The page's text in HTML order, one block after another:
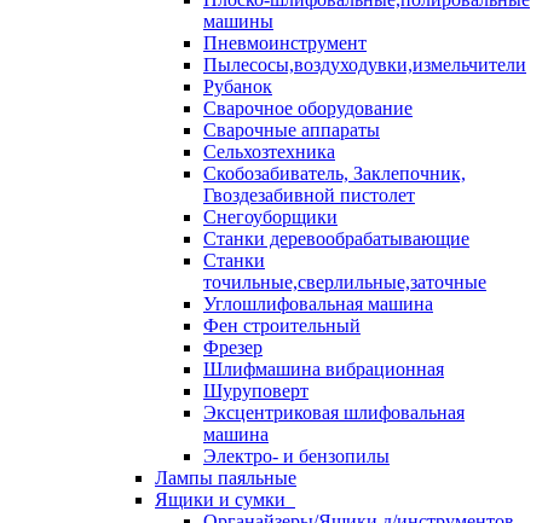
машины
Пневмоинструмент
Пылесосы,воздуходувки,измельчители
Рубанок
Сварочное оборудование
Сварочные аппараты
Сельхозтехника
Скобозабиватель, Заклепочник,
Гвоздезабивной пистолет
Снегоуборщики
Станки деревообрабатывающие
Станки
точильные,сверлильные,заточные
Углошлифовальная машина
Фен строительный
Фрезер
Шлифмашина вибрационная
Шуруповерт
Эксцентриковая шлифовальная
машина
Электро- и бензопилы
Лампы паяльные
Ящики и сумки